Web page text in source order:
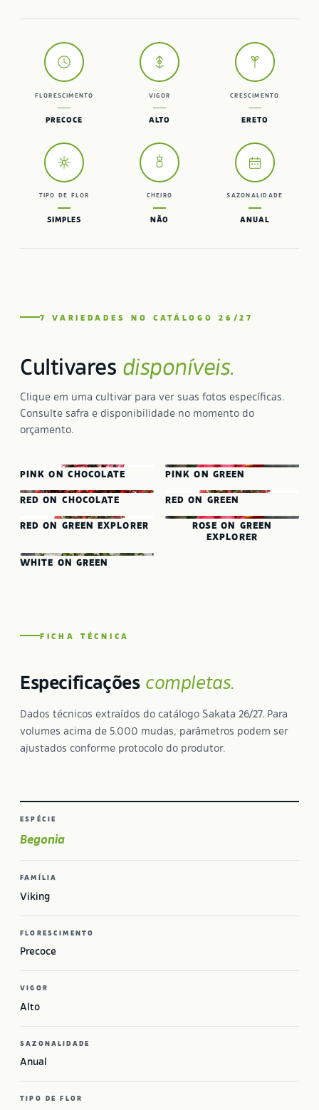
FLORESCIMENTO
PRECOCE
VIGOR
ALTO
CRESCIMENTO
ERETO
TIPO DE FLOR
SIMPLES
CHEIRO
NÃO
SAZONALIDADE
ANUAL
7 VARIEDADES NO CATÁLOGO 26/27
Cultivares disponíveis.
Clique em uma cultivar para ver suas fotos específicas.
Consulte safra e disponibilidade no momento do
orçamento.
PINK ON CHOCOLATE PINK ON GREEN
RED ON CHOCOLATE RED ON GREEN
RED ON GREEN EXPLORER
ROSE ON GREEN
EXPLORER
WHITE ON GREEN
FICHA TÉCNICA
Especificações completas.
Dados técnicos extraídos do catálogo Sakata 26/27. Para
volumes acima de 5.000 mudas, parâmetros podem ser
ajustados conforme protocolo do produtor.
ESPÉCIE
Begonia
FAMÍLIA
Viking
FLORESCIMENTO
Precoce
VIGOR
Alto
SAZONALIDADE
Anual
TIPO DE FLOR